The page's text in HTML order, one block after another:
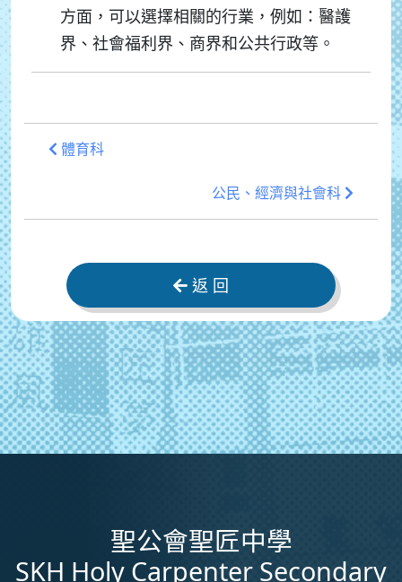
方面，可以選擇相關的行業，例如：醫護
界、社會福利界、商界和公共行政等。
體育科
公民、經濟與社會科
返 回
聖公會聖匠中學
SKH Holy Carpenter Secondary